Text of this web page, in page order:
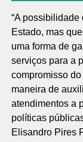
“A
Estado, mas
uma forma de
serviços para a
compromisso
maneira de
atendimentos a
políticas
Elisandro Pires